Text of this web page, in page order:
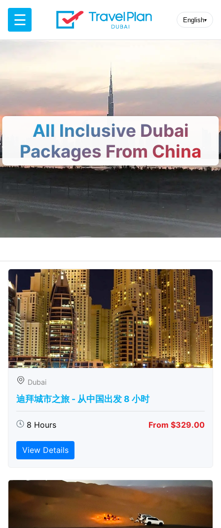
☰ English▾
All Inclusive Dubai
Packages From China
Dubai
迪拜城市之旅 - 从中​​国出发 8 小时
8 Hours From $329.00
View Details